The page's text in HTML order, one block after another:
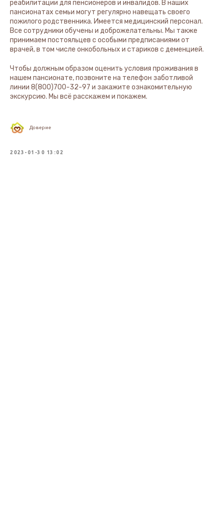
реабилитации для пенсионеров и инвалидов. В наших
пансионатах семьи могут регулярно навещать своего
пожилого родственника. Имеется медицинский персонал.
Все сотрудники обучены и доброжелательны. Мы также
принимаем постояльцев с особыми предписаниями от
врачей, в том числе онкобольных и стариков с деменцией.
Чтобы должным образом оценить условия проживания в
нашем пансионате, позвоните на телефон заботливой
линии 8(800)700-32-97 и закажите ознакомительную
экскурсию. Мы всё расскажем и покажем.
Доверие
2023-01-30 13:02